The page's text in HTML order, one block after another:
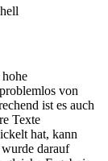
von
ist es auch
Texte
hat, kann
darauf